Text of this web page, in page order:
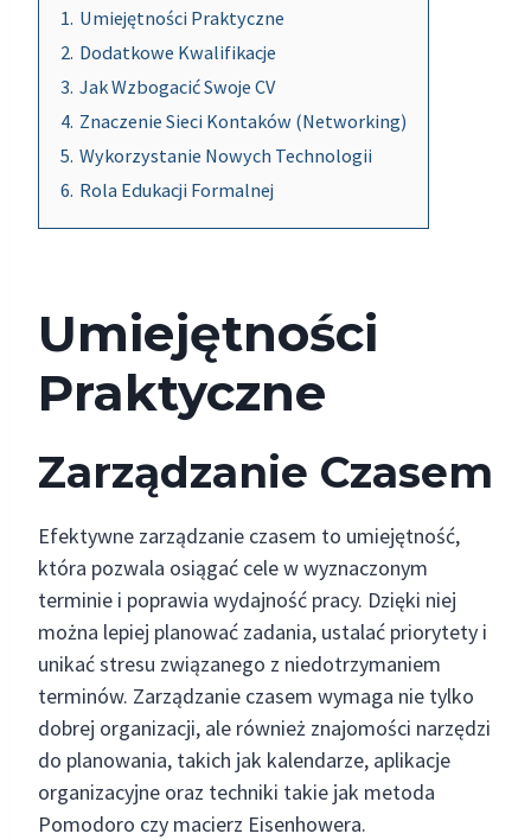
1. Umiejętności Praktyczne
2. Dodatkowe Kwalifikacje
3. Jak Wzbogacić Swoje CV
4. Znaczenie Sieci Kontaków (Networking)
5. Wykorzystanie Nowych Technologii
6. Rola Edukacji Formalnej
Umiejętności
Praktyczne
Zarządzanie Czasem
Efektywne zarządzanie czasem to umiejętność,
która pozwala osiągać cele w wyznaczonym
terminie i poprawia wydajność pracy. Dzięki niej
można lepiej planować zadania, ustalać priorytety i
unikać stresu związanego z niedotrzymaniem
terminów. Zarządzanie czasem wymaga nie tylko
dobrej organizacji, ale również znajomości narzędzi
do planowania, takich jak kalendarze, aplikacje
organizacyjne oraz techniki takie jak metoda
Pomodoro czy macierz Eisenhowera.